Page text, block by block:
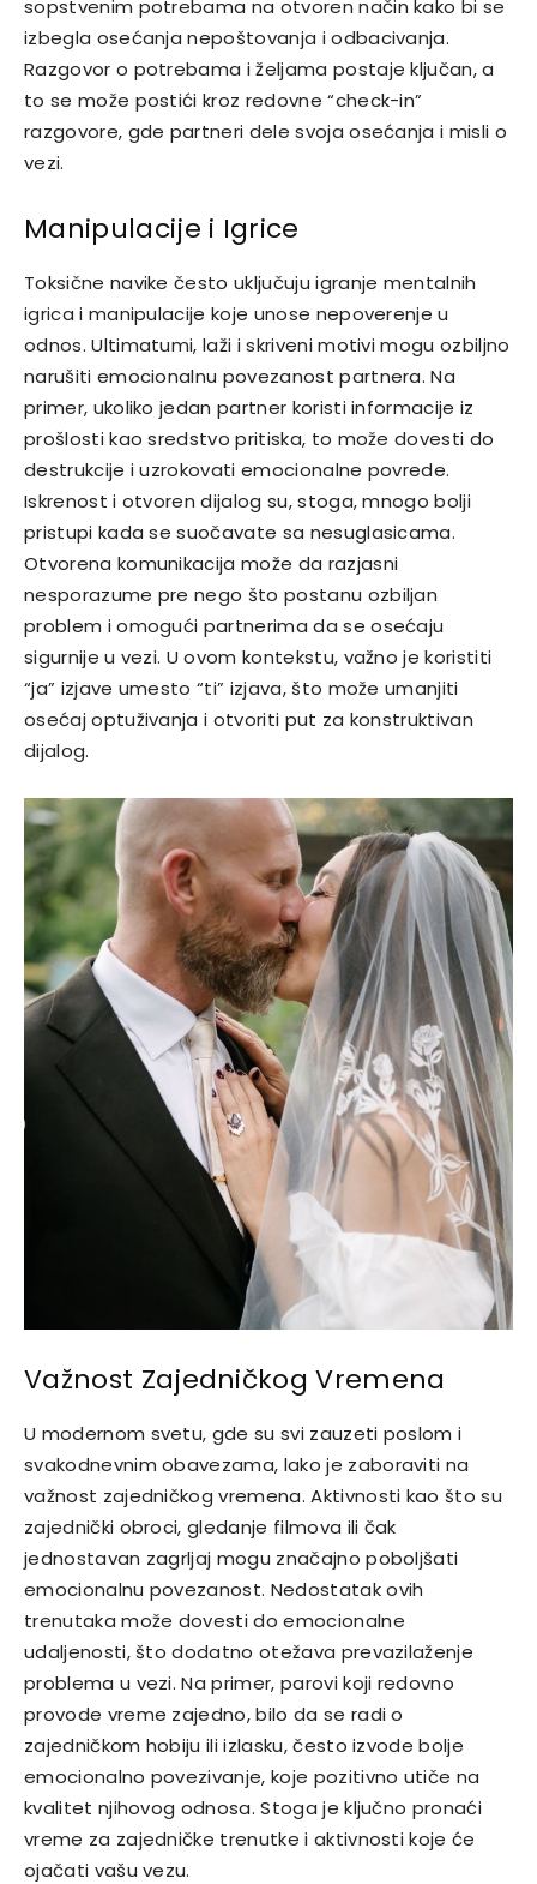
sopstvenim potrebama na otvoren način kako bi se
izbegla osećanja nepoštovanja i odbacivanja.
Razgovor o potrebama i željama postaje ključan, a
to se može postići kroz redovne “check-in”
razgovore, gde partneri dele svoja osećanja i misli o
vezi.
Manipulacije i Igrice
Toksične navike često uključuju igranje mentalnih
igrica i manipulacije koje unose nepoverenje u
odnos. Ultimatumi, laži i skriveni motivi mogu ozbiljno
narušiti emocionalnu povezanost partnera. Na
primer, ukoliko jedan partner koristi informacije iz
prošlosti kao sredstvo pritiska, to može dovesti do
destrukcije i uzrokovati emocionalne povrede.
Iskrenost i otvoren dijalog su, stoga, mnogo bolji
pristupi kada se suočavate sa nesuglasicama.
Otvorena komunikacija može da razjasni
nesporazume pre nego što postanu ozbiljan
problem i omogući partnerima da se osećaju
sigurnije u vezi. U ovom kontekstu, važno je koristiti
“ja” izjave umesto “ti” izjava, što može umanjiti
osećaj optuživanja i otvoriti put za konstruktivan
dijalog.
Važnost Zajedničkog Vremena
U modernom svetu, gde su svi zauzeti poslom i
svakodnevnim obavezama, lako je zaboraviti na
važnost zajedničkog vremena. Aktivnosti kao što su
zajednički obroci, gledanje filmova ili čak
jednostavan zagrljaj mogu značajno poboljšati
emocionalnu povezanost. Nedostatak ovih
trenutaka može dovesti do emocionalne
udaljenosti, što dodatno otežava prevazilaženje
problema u vezi.Na primer, parovi koji redovno
provode vreme zajedno, bilo da se radi o
zajedničkom hobiju ili izlasku, često izvode bolje
emocionalno povezivanje, koje pozitivno utiče na
kvalitet njihovog odnosa. Stoga je ključno pronaći
vreme za zajedničke trenutke i aktivnosti koje će
ojačati vašu vezu.